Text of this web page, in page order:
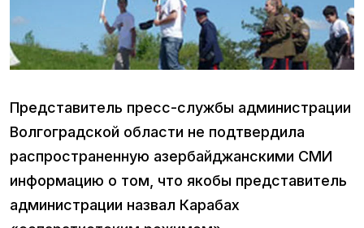
Представитель пресс-службы администрации
Волгоградской области не подтвердила
распространенную азербайджанскими СМИ
информацию о том, что якобы представитель
администрации назвал Карабах